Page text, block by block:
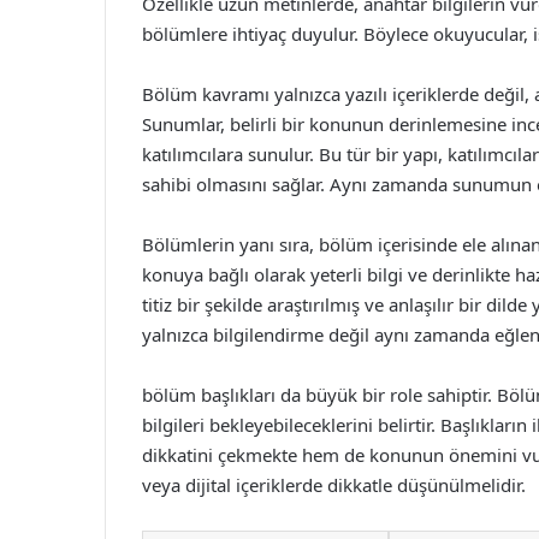
bölümlere ihtiyaç duyulur. Böylece okuyucular,
Bölüm kavramı yalnızca yazılı içeriklerde
Sunumlar, belirli bir konunun derinlemesine
katılımcılara sunulur. Bu tür bir yapı,
sahibi olmasını sağlar. Aynı zamanda
Bölümlerin yanı sıra, bölüm içerisinde ele
konuya bağlı olarak yeterli bilgi ve derinlikte
titiz bir şekilde araştırılmış ve anlaşılır bir
yalnızca bilgilendirme değil aynı zamanda
bölüm başlıkları da büyük bir role sahiptir.
bilgileri bekleyebileceklerini belirtir.
dikkatini çekmekte hem de konunun önemini
veya dijital içeriklerde dikkatle düşünülmelidir.